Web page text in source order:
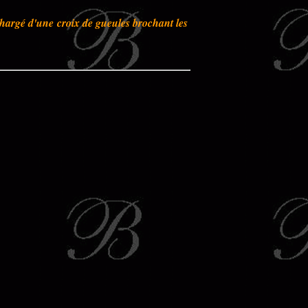
d'une croix de gueules brochant les